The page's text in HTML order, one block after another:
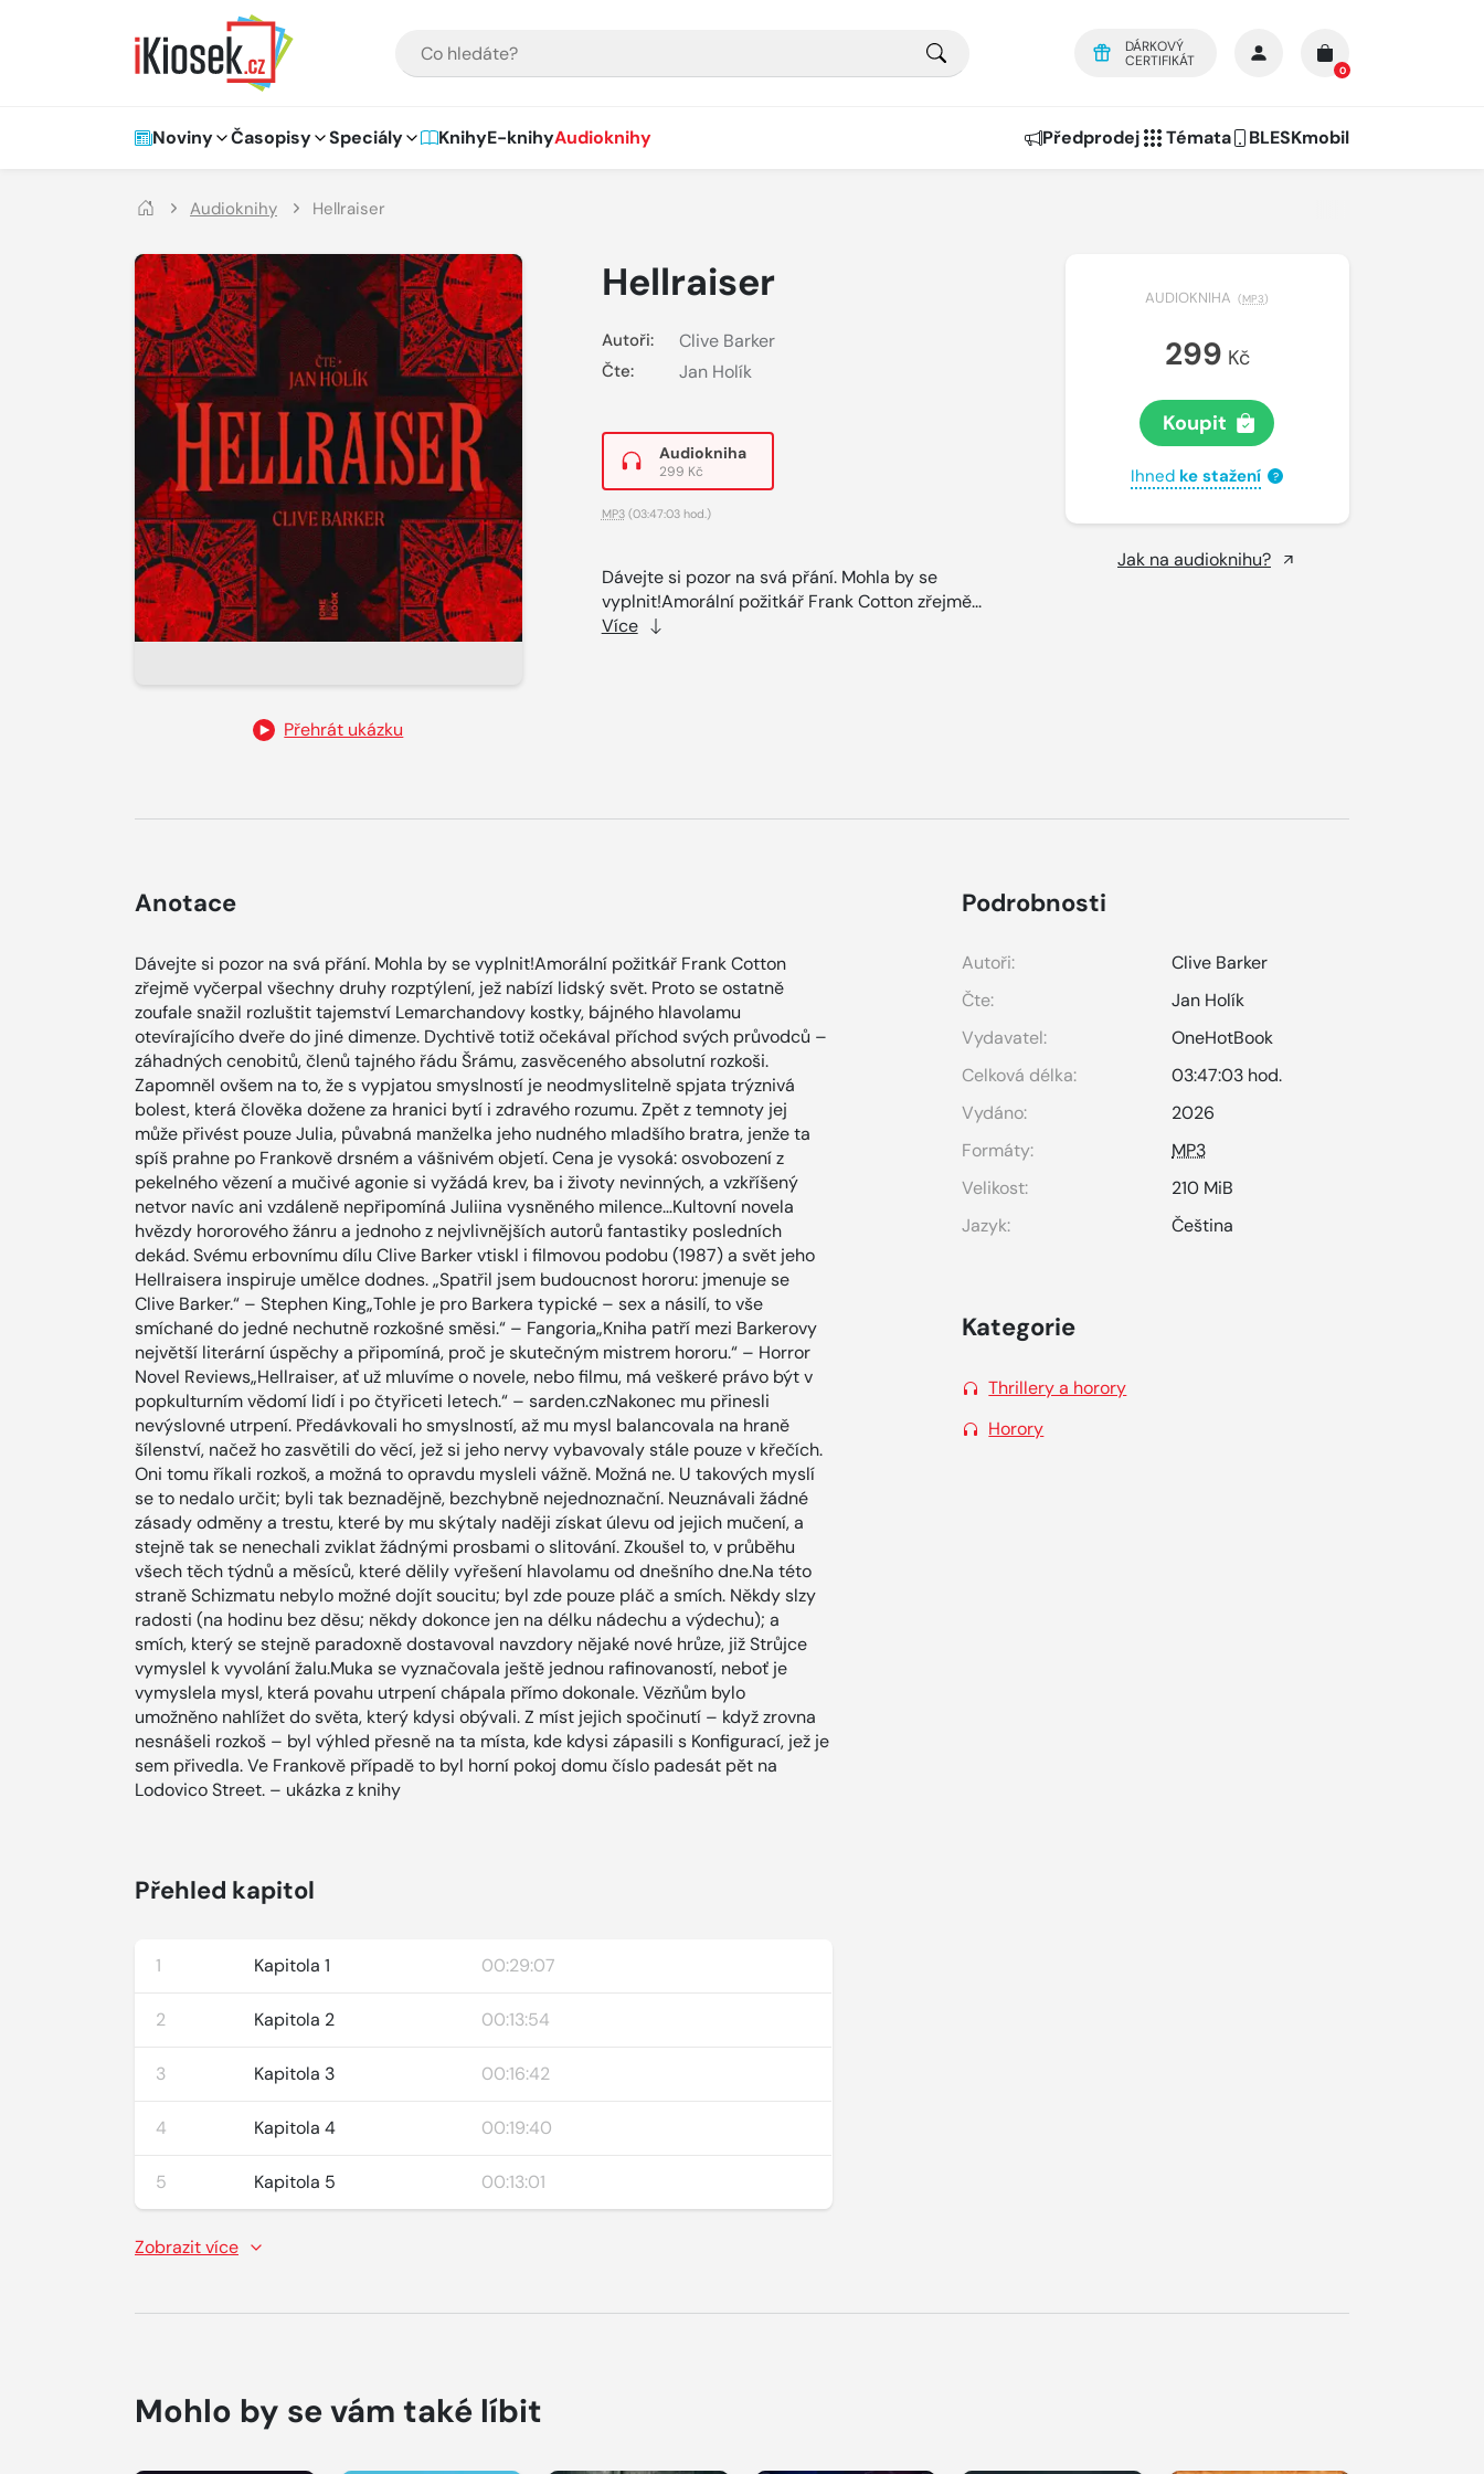
DÁRKOVÝ
CERTIFIKÁT
0
Hlavní navigace
Noviny Časopisy Speciály KnihyE-knihyAudioknihy Předprodej Témata BLESKmobil
Audioknihy Hellraiser
Přehrát ukázku
Hellraiser
Autoři: Clive Barker
Čte: Jan Holík
Audiokniha
299 Kč
MP3(03:47:03 hod.)
Dávejte si pozor na svá přání. Mohla by se
vyplnit!Amorální požitkář Frank Cotton zřejmě...
Více
AUDIOKNIHA (MP3)
299 Kč
Koupit
Ihned ke stažení ?
Jak na audioknihu?
Anotace
Dávejte si pozor na svá přání. Mohla by se vyplnit!Amorální požitkář Frank Cotton
zřejmě vyčerpal všechny druhy rozptýlení, jež nabízí lidský svět. Proto se ostatně
zoufale snažil rozluštit tajemství Lemarchandovy kostky, bájného hlavolamu
otevírajícího dveře do jiné dimenze. Dychtivě totiž očekával příchod svých průvodců –
záhadných cenobitů, členů tajného řádu Šrámu, zasvěceného absolutní rozkoši.
Zapomněl ovšem na to, že s vypjatou smyslností je neodmyslitelně spjata trýznivá
bolest, která člověka dožene za hranici bytí i zdravého rozumu. Zpět z temnoty jej
může přivést pouze Julia, půvabná manželka jeho nudného mladšího bratra, jenže ta
spíš prahne po Frankově drsném a vášnivém objetí. Cena je vysoká: osvobození z
pekelného vězení a mučivé agonie si vyžádá krev, ba i životy nevinných, a vzkříšený
netvor navíc ani vzdáleně nepřipomíná Juliina vysněného milence…Kultovní novela
hvězdy hororového žánru a jednoho z nejvlivnějších autorů fantastiky posledních
dekád. Svému erbovnímu dílu Clive Barker vtiskl i filmovou podobu (1987) a svět jeho
Hellraisera inspiruje umělce dodnes. „Spatřil jsem budoucnost hororu: jmenuje se
Clive Barker.“ – Stephen King„Tohle je pro Barkera typické – sex a násilí, to vše
smíchané do jedné nechutně rozkošné směsi.“ – Fangoria„Kniha patří mezi Barkerovy
největší literární úspěchy a připomíná, proč je skutečným mistrem hororu.“ – Horror
Novel Reviews„Hellraiser, ať už mluvíme o novele, nebo filmu, má veškeré právo být v
popkulturním vědomí lidí i po čtyřiceti letech.“ – sarden.czNakonec mu přinesli
nevýslovné utrpení. Předávkovali ho smyslností, až mu mysl balancovala na hraně
šílenství, načež ho zasvětili do věcí, jež si jeho nervy vybavovaly stále pouze v křečích.
Oni tomu říkali rozkoš, a možná to opravdu mysleli vážně. Možná ne. U takových myslí
se to nedalo určit; byli tak beznadějně, bezchybně nejednoznační. Neuznávali žádné
zásady odměny a trestu, které by mu skýtaly naději získat úlevu od jejich mučení, a
stejně tak se nenechali zviklat žádnými prosbami o slitování. Zkoušel to, v průběhu
všech těch týdnů a měsíců, které dělily vyřešení hlavolamu od dnešního dne.Na této
straně Schizmatu nebylo možné dojít soucitu; byl zde pouze pláč a smích. Někdy slzy
radosti (na hodinu bez děsu; někdy dokonce jen na délku nádechu a výdechu); a
smích, který se stejně paradoxně dostavoval navzdory nějaké nové hrůze, již Strůjce
vymyslel k vyvolání žalu.Muka se vyznačovala ještě jednou rafinovaností, neboť je
vymyslela mysl, která povahu utrpení chápala přímo dokonale. Vězňům bylo
umožněno nahlížet do světa, který kdysi obývali. Z míst jejich spočinutí – když zrovna
nesnášeli rozkoš – byl výhled přesně na ta místa, kde kdysi zápasili s Konfigurací, jež je
sem přivedla. Ve Frankově případě to byl horní pokoj domu číslo padesát pět na
Lodovico Street. – ukázka z knihy
Přehled kapitol
1 Kapitola 1 00:29:07
2 Kapitola 2 00:13:54
3 Kapitola 3 00:16:42
4 Kapitola 4 00:19:40
5 Kapitola 5 00:13:01
Zobrazit více
Podrobnosti
Autoři:
Clive Barker
Čte:
Jan Holík
Vydavatel:
OneHotBook
Celková délka:
03:47:03 hod.
Vydáno:
2026
Formáty:
MP3
Velikost:
210 MiB
Jazyk:
Čeština
Kategorie
Thrillery a horory
Horory
Mohlo by se vám také líbit